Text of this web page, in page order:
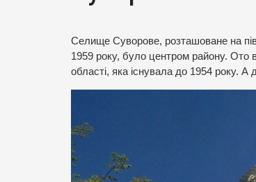
Селище Суворове, розташоване на
1959 року, було центром району. Ото
області, яка існувала до 1954 року.